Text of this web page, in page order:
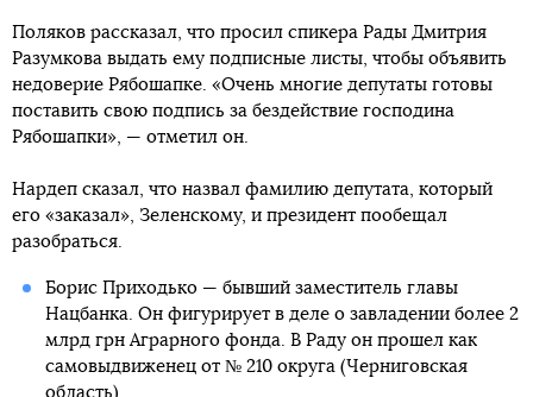
Поляков рассказал, что просил спикера Рады Дмитрия
Разумкова выдать ему подписные листы, чтобы объявить
недоверие Рябошапке. «Очень многие депутаты готовы
поставить свою подпись за бездействие господина
Рябошапки», — отметил он.
Нардеп сказал, что назвал фамилию депутата, который
его «заказал», Зеленскому, и президент пообещал
разобраться.
Борис Приходько — бывший заместитель главы
Нацбанка. Он фигурирует в деле о завладении более 2
млрд грн Аграрного фонда. В Раду он прошел как
самовыдвиженец от № 210 округа (Черниговская
область).